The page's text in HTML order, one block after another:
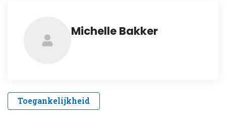
Michelle Bakker
Toegankelijkheid